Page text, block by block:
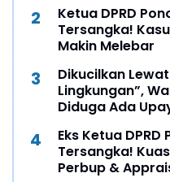
Ketua DPRD
Tersangka!
Makin Melebar
Dikucilkan
Lingkungan”,
Diduga Ada
Eks Ketua
Tersangka!
Perbup &